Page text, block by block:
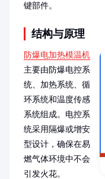
键部件。
结构与原理
防爆电加热模温机
主要由防爆电控系
统、加热系统、循
环系统和温度传感
系统组成。电控系
统采用隔爆或增安
型设计，确保在易
燃气体环境中不会
引发火花。